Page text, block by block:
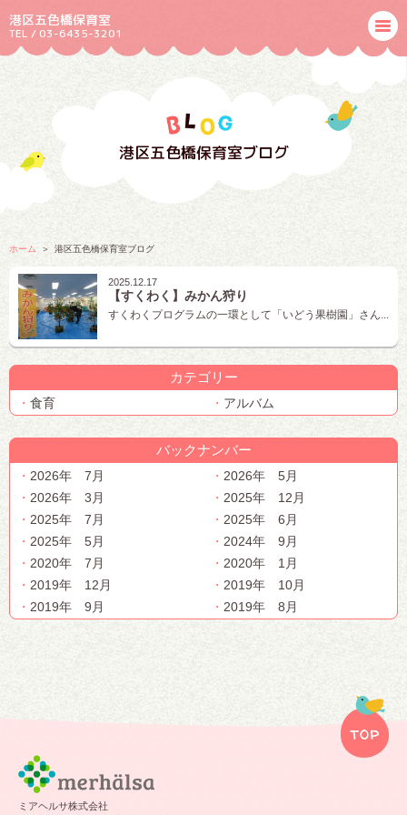
港区五色橋保育室
TEL / 03-6435-3201
港区五色橋保育室ブログ
ホーム 港区五色橋保育室ブログ
2025.12.17
【すくわく】みかん狩り
すくわくプログラムの一環として「いどう果樹園」さん...
カテゴリー
食育 アルバム
バックナンバー
2026年 7月
2026年 5月
2026年 3月
2025年 12月
2025年 7月
2025年 6月
2025年 5月
2024年 9月
2020年 7月
2020年 1月
2019年 12月
2019年 10月
2019年 9月
2019年 8月
ミアヘルサ株式会社